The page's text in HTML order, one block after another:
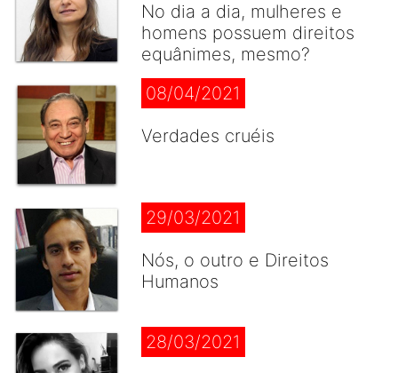
No dia a dia, mulheres e
homens possuem direitos
equânimes, mesmo?
08/04/2021
Verdades cruéis
29/03/2021
Nós, o outro e Direitos
Humanos
28/03/2021